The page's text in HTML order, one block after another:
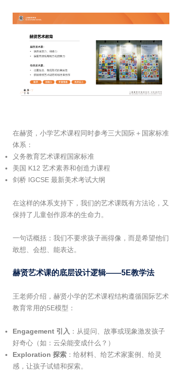
在赫贤，小学艺术课程同时参考三大国际＋国家标准
体系：
义务教育艺术课程国家标准
美国 K12 艺术素养和创造力课程
剑桥 IGCSE 最新美术考试大纲
在这样的体系支持下，我们的艺术课既有方法论，又
保持了儿童创作原本的生命力。
一句话概括：我们不要求孩子画得像，而是希望他们
敢想、会想、能表达。
赫贤艺术课的底层设计逻辑——5E教学法
王老师介绍，赫贤小学的艺术课程结构遵循国际艺术
教育常用的5E模型：
Engagement 引入 ：从提问、故事或现象激发孩子
好奇心（如：云朵能变成什么？）
Exploration 探索 ：给材料、给艺术家案例、给灵
感，让孩子试错和探索。